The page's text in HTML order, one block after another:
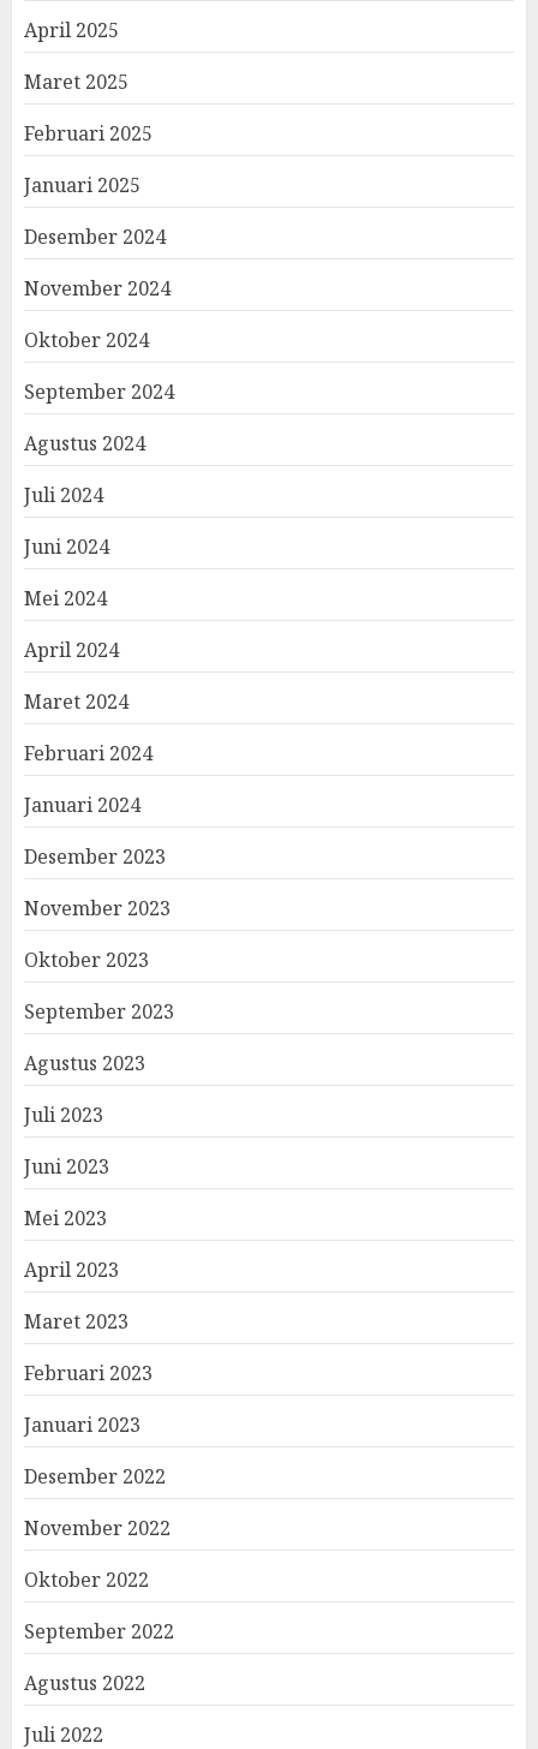
April 2025
Maret 2025
Februari 2025
Januari 2025
Desember 2024
November 2024
Oktober 2024
September 2024
Agustus 2024
Juli 2024
Juni 2024
Mei 2024
April 2024
Maret 2024
Februari 2024
Januari 2024
Desember 2023
November 2023
Oktober 2023
September 2023
Agustus 2023
Juli 2023
Juni 2023
Mei 2023
April 2023
Maret 2023
Februari 2023
Januari 2023
Desember 2022
November 2022
Oktober 2022
September 2022
Agustus 2022
Juli 2022